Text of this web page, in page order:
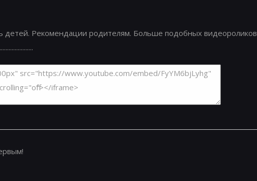
детей. Рекомендации родителям. Больше подобных видеороликов